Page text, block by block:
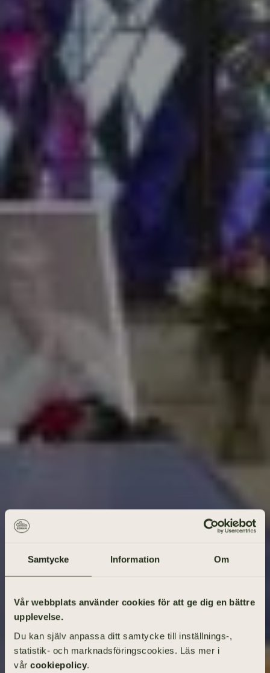
Samtycke Information Om
Vår webbplats använder cookies för att ge dig en bättre
upplevelse.
Du kan själv anpassa ditt samtycke till inställnings-,
statistik- och marknadsföringscookies. Läs mer i
vår cookiepolicy.
Gå på begravning